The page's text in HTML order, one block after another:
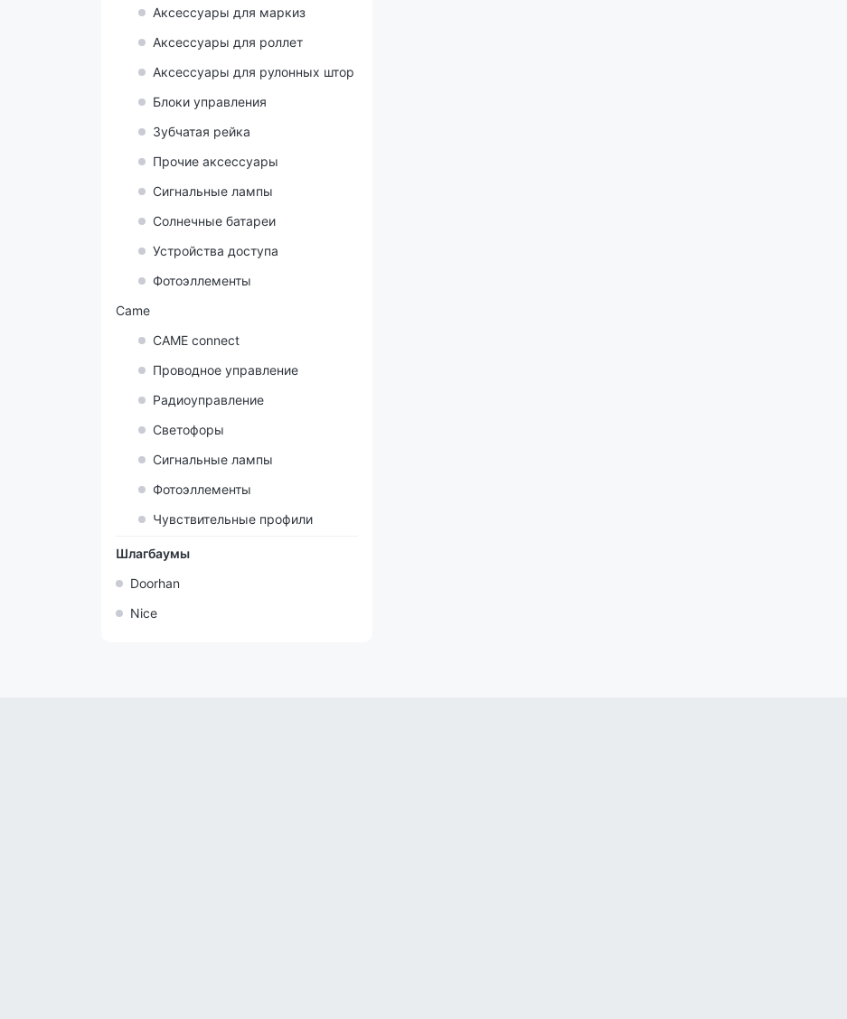
Аксессуары для маркиз
Аксессуары для роллет
Аксессуары для рулонных штор
Блоки управления
Зубчатая рейка
Прочие аксессуары
Сигнальные лампы
Солнечные батареи
Устройства доступа
Фотоэллементы
Came
CAME connect
Проводное управление
Радиоуправление
Светофоры
Сигнальные лампы
Фотоэллементы
Чувствительные профили
Шлагбаумы
Doorhan
Nice